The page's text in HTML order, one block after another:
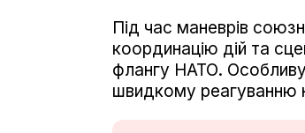
Під час маневрів
координацію дій та
флангу НАТО. Особливу
швидкому реагуванню